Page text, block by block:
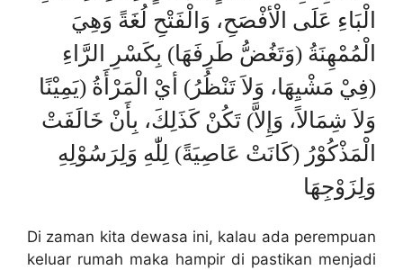
الْبَاءِ عَلَى الْأفْصَحِ، وَالْفَتْحِ لُغَةً وَهِيَ
الْمُمْهِنَةُ (وَتَغُضُّ طَرِفَهَا) بِكَسْرِ الرَّاءِ
(فِيْ مَشْيِهَا، وَلاَ تَنْظُرُ) أيْ الْمَرْأَةُ (يَمِيْنًا
وَلاَ شِمَالاً، وَإِلاَّ) تَكُنْ كَذَلِكَ، بِأَنْ خَالَفَتْ
الْمَذْكُوْرُ (كَانَتْ عَاصِيَةً) لِلّٰهِ وَلِرَسُوْلِهِ
وَلِزَوْجِهَا
Di zaman kita dewasa ini, kalau ada perempuan
keluar rumah maka hampir di pastikan menjadi